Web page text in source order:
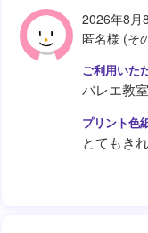
2026年8月
匿名様 (そ
バレエ教
とてもき